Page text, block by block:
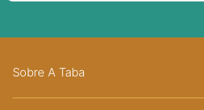
Sobre A Taba